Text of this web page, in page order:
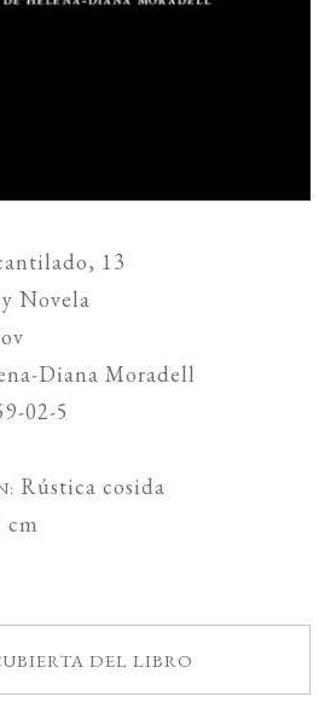
, 13
yNovela
Diana Moradell
02-5
Rústica cosida
cm
DEL LIBRO